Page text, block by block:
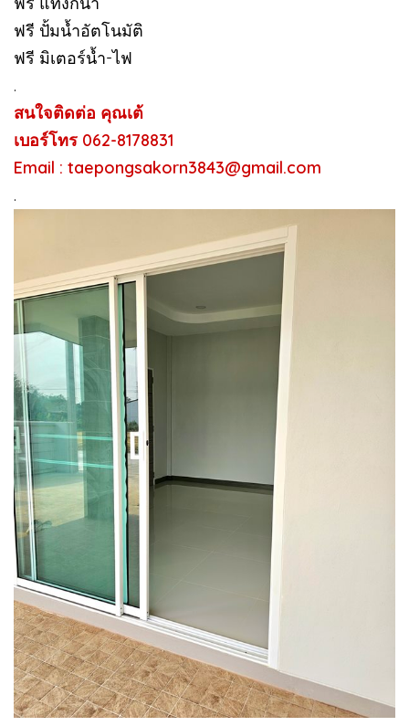
ฟรี ปั้มน้ำอัตโนมัติ
ฟรี มิเตอร์น้ำ-ไฟ
.
สนใจติดต่อ คุณเต้
เบอร์โทร 062-8178831
Email : taepongsakorn3843@gmail.com
.